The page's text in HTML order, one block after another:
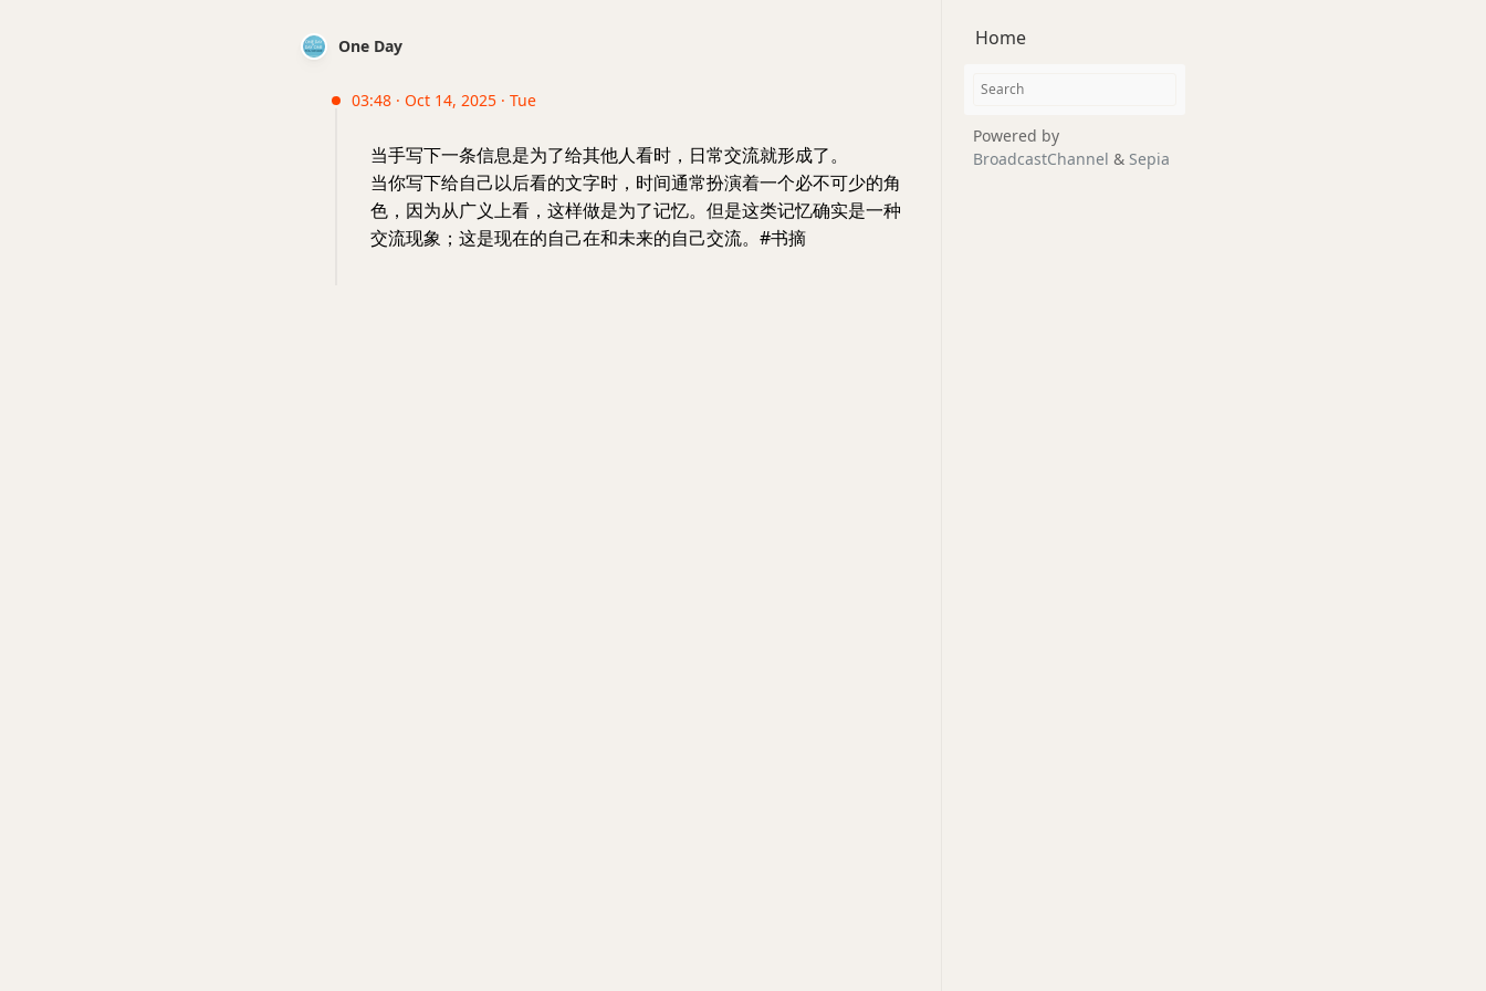
One Day
03:48 · Oct 14, 2025 · Tue
当手写下一条信息是为了给其他人看时，日常交流就形成了。
当你写下给自己以后看的文字时，时间通常扮演着一个必不可少的角
色，因为从广义上看，这样做是为了记忆。但是这类记忆确实是一种
交流现象；这是现在的自己在和未来的自己交流。#书摘
Home
Powered by
BroadcastChannel & Sepia